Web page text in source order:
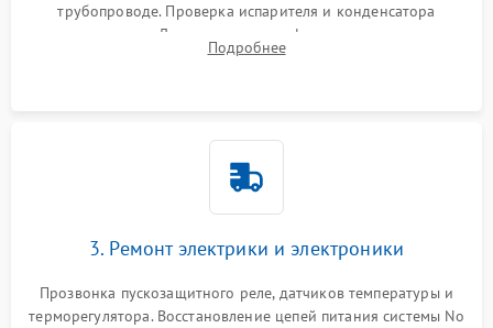
трубопроводе. Проверка испарителя и конденсатора
течеискателем. Демонтаж старого фильтра-осушителя и
продувка капиллярной трубки для устранения засоров.
Подробнее
3. Ремонт электрики и электроники
Прозвонка пускозащитного реле, датчиков температуры и
терморегулятора. Восстановление цепей питания системы No